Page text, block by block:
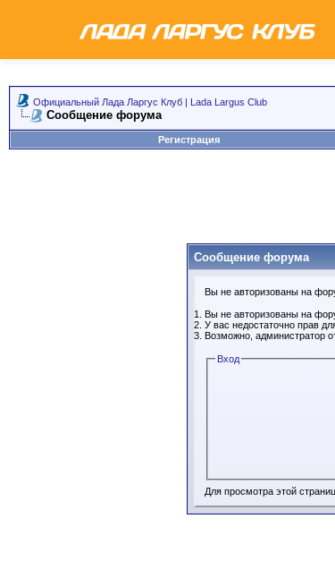
Официальный Лада Ларгус Клуб | Lada Largus Club
Сообщение форума
Регистрация
Сообщение форума
Вы не авторизованы на
Вы не авторизованы на
У вас недостаточно прав
Возможно, администратор
Вход
Для просмотра этой